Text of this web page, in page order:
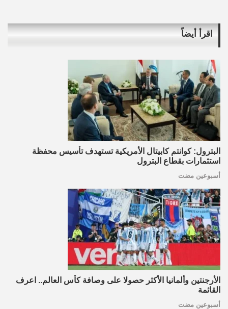
اقرأ أيضاً
البترول: كوانتم كابيتال الأمريكية تستهدف تأسيس محفظة
استثمارات بقطاع البترول
أسبوعين مضت
الأرجنتين وألمانيا الأكثر حصولا على وصافة كأس العالم.. اعرف
القائمة
أسبوعين مضت